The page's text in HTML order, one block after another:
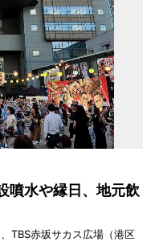
噴水や縁日、地元飲
TBS赤坂サカス広場（港区